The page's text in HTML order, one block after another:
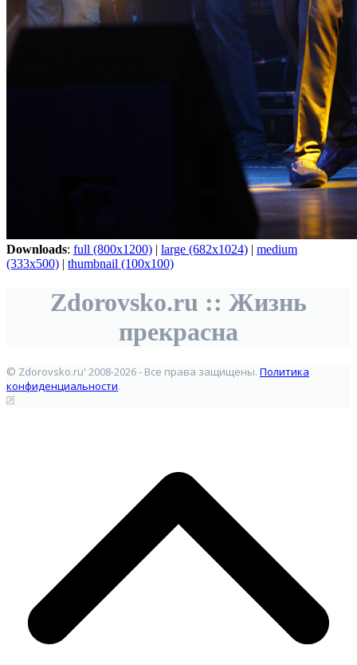
Downloads: full (800x1200) | large (682x1024) | medium
(333x500) | thumbnail (100x100)
Zdorovsko.ru :: Жизнь
прекрасна
© Zdorovsko.ru' 2008-2026 - Все права защищены. Политика
конфиденциальности.